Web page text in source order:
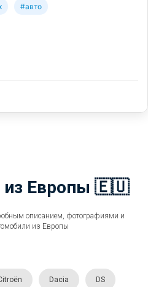
#авто
из Европы 🇪🇺
описанием, фотографиями и
из Европы
Dacia DS